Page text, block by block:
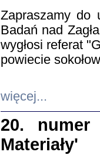
Zapraszamy do
Badań nad
wygłosi referat
powiecie
więcej...
20. numer
Materiały'